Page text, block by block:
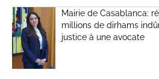
Mairie de Casablanca:
millions de dirhams
justice à une avocate